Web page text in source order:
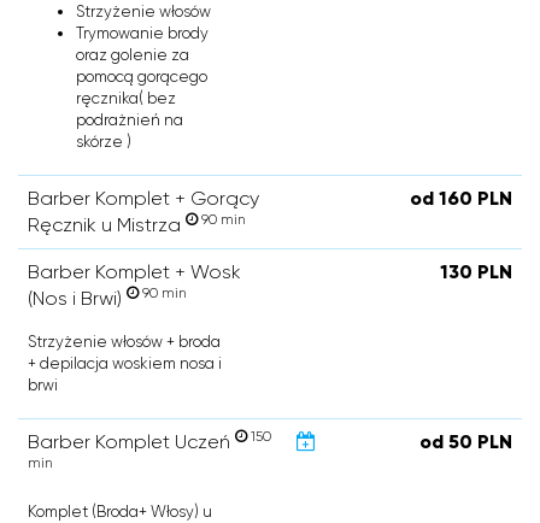
Strzyżenie włosów
Trymowanie brody
oraz golenie za
pomocą gorącego
ręcznika( bez
podrażnień na
skórze )
Barber Komplet + Gorący
Ręcznik u Mistrza
90 min
od 160 PLN
Barber Komplet + Wosk
(Nos i Brwi)
90 min
130 PLN
Strzyżenie włosów + broda
+ depilacja woskiem nosa i
brwi
Barber Komplet Uczeń
150
min
od 50 PLN
Komplet (Broda+ Włosy) u